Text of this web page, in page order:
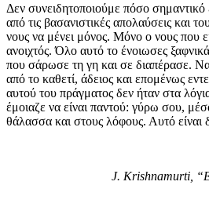
Δεν συνειδητοποιούμε πόσο σημαντικό
από τις βασανιστικές απολαύσεις και
νους να μένει μόνος. Μόνο ο νους που
ανοιχτός. Όλο αυτό το ένοιωσες
που σάρωσε τη γη και σε διαπέρασε.
από το καθετί, άδειος και επομένως
αυτού του πράγματος δεν ήταν στα
έμοιαζε να είναι παντού: γύρω σου,
θάλασσα και στους λόφους. Αυτό είναι
J. Krishnamurti,